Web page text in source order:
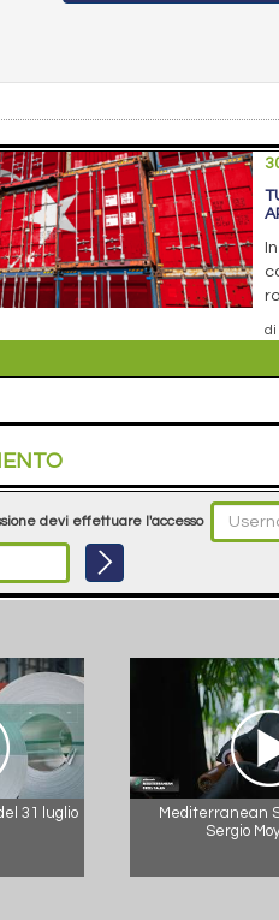
di
devi effettuare l'accesso
31 luglio
Mediterranean
Sergio